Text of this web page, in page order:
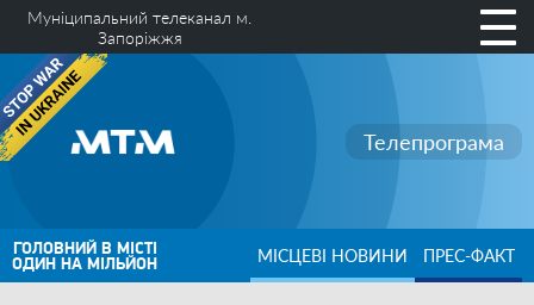
Муніципальний телеканал м.
Запоріжжя
Телепрограма
ГОЛОВНИЙ В МІСТІ
ОДИН НА МІЛЬЙОН МІСЦЕВІ НОВИНИ ПРЕС-ФАКТ